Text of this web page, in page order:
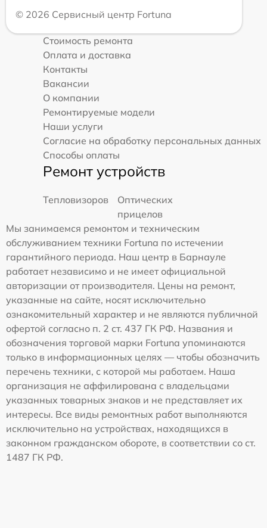
© 2026 Сервисный центр Fortuna
Стоимость ремонта
Оплата и доставка
Контакты
Вакансии
О компании
Ремонтируемые модели
Наши услуги
Согласие на обработку персональных данных
Способы оплаты
Ремонт устройств
Тепловизоров
Оптических
прицелов
Мы занимаемся ремонтом и техническим
обслуживанием техники Fortuna по истечении
гарантийного периода. Наш центр в Барнауле
работает независимо и не имеет официальной
авторизации от производителя. Цены на ремонт,
указанные на сайте, носят исключительно
ознакомительный характер и не являются публичной
офертой согласно п. 2 ст. 437 ГК РФ. Названия и
обозначения торговой марки Fortuna упоминаются
только в информационных целях — чтобы обозначить
перечень техники, с которой мы работаем. Наша
организация не аффилирована с владельцами
указанных товарных знаков и не представляет их
интересы. Все виды ремонтных работ выполняются
исключительно на устройствах, находящихся в
законном гражданском обороте, в соответствии со ст.
1487 ГК РФ.